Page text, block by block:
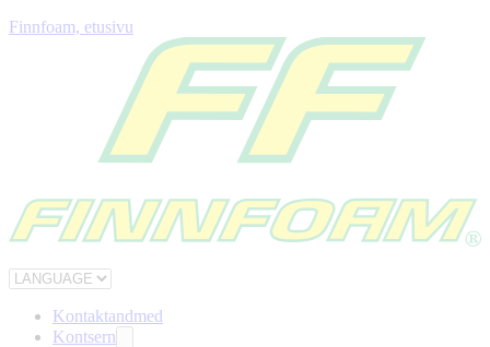
Finnfoam, etusivu
Kontaktandmed
Kontsern